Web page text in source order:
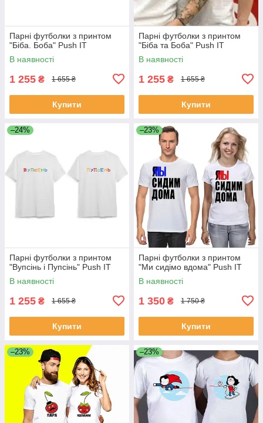
Парні футболки з принтом
"Біба. Боба" Push IT
В наявності
1 255 ₴ 1 655 ₴
Купити
Парні футболки з принтом
"Біба та Боба" Push IT
В наявності
1 255 ₴ 1 655 ₴
Купити
–24%
Парні футболки з принтом
"Вупсінь і Пупсінь" Push IT
В наявності
1 255 ₴ 1 655 ₴
Купити
–23%
Парні футболки з принтом
"Ми сидімо вдома" Push IT
В наявності
1 350 ₴ 1 750 ₴
Купити
–23% –23%